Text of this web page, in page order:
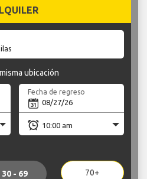
ubicación
Fecha de regreso
30 - 69 70+